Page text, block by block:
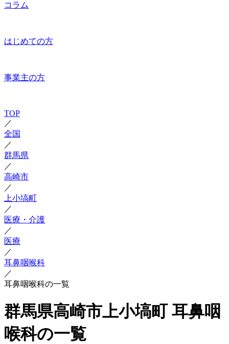
コラム
はじめての方
事業主の方
TOP
／
全国
／
群馬県
／
高崎市
／
上小塙町
／
医療・介護
／
医療
／
耳鼻咽喉科
／
耳鼻咽喉科の一覧
群馬県高崎市上小塙町 耳鼻咽
喉科の一覧